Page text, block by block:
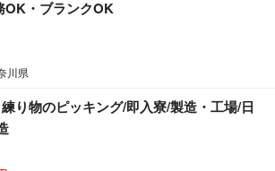
OK・ブランクOK
川県
練り物のピッキング/即入寮/製造・工場/日